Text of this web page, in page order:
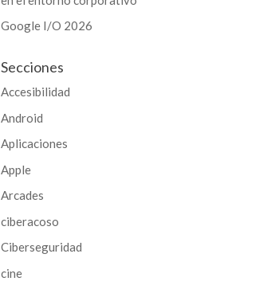
Google I/O 2026
Secciones
Accesibilidad
Android
Aplicaciones
Apple
Arcades
ciberacoso
Ciberseguridad
cine